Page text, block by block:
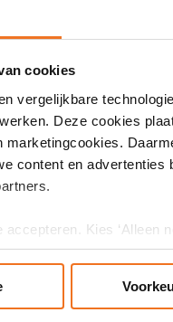
cookies
vergelijkbare
Deze cookies
marketingcookies.
content en
accepteren. Kies
categorie kiezen